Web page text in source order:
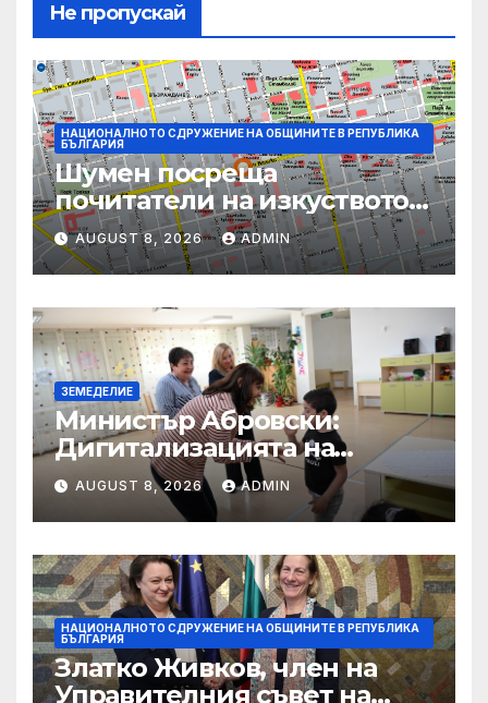
Не пропускай
НАЦИОНАЛНОТО СДРУЖЕНИЕ НА ОБЩИНИТЕ В РЕПУБЛИКА
БЪЛГАРИЯ
Шумен посреща
почитатели на изкуството с
фестивала „Лято Арт“ и
концерт на арфистката Яна
Дойнова
AUGUST 8, 2026 ADMIN
ЗЕМЕДЕЛИЕ
Министър Абровски:
Дигитализацията на
ловния сектор е
следващата стъпка
AUGUST 8, 2026 ADMIN
НАЦИОНАЛНОТО СДРУЖЕНИЕ НА ОБЩИНИТЕ В РЕПУБЛИКА
БЪЛГАРИЯ
Златко Живков, член на
Управителния съвет на